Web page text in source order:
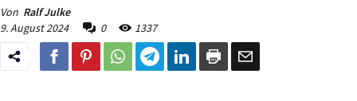
Von Ralf Julke
9. August 2024
0 1337